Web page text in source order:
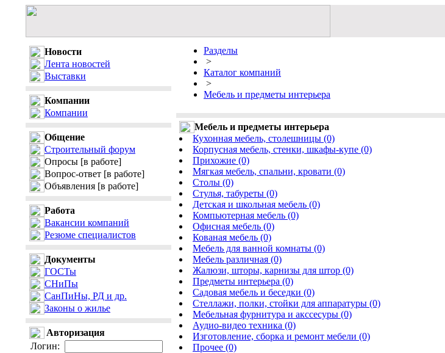
Новости
Лента новостей
Выставки
Компании
Компании
Общение
Строительный форум
Опросы [в работе]
Вопрос-ответ [в работе]
Объявления [в работе]
Работа
Вакансии компаний
Резюме специалистов
Документы
ГОСТы
СНиПы
СанПиНы, РД и др.
Законы о жилье
Авторизация
Логин:
Разделы
>
Каталог компаний
>
Мебель и предметы интерьера
Мебель и предметы интерьера
Кухонная мебель, столешницы (0)
Корпусная мебель, стенки, шкафы-купе (0)
Прихожие (0)
Мягкая мебель, спальни, кровати (0)
Столы (0)
Стулья, табуреты (0)
Детская и школьная мебель (0)
Компьютерная мебель (0)
Офисная мебель (0)
Кованая мебель (0)
Мебель для ванной комнаты (0)
Мебель различная (0)
Жалюзи, шторы, карнизы для штор (0)
Предметы интерьера (0)
Садовая мебель и беседки (0)
Стеллажи, полки, стойки для аппаратуры (0)
Мебельная фурнитура и акссесуры (0)
Аудио-видео техника (0)
Изготовление, сборка и ремонт мебели (0)
Прочее (0)